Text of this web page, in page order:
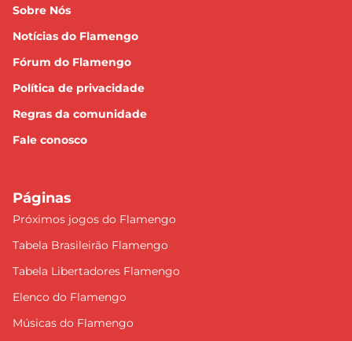
Sobre Nós
Notícias do Flamengo
Fórum do Flamengo
Política de privacidade
Regras da comunidade
Fale conosco
Páginas
Próximos jogos do Flamengo
Tabela Brasileirão Flamengo
Tabela Libertadores Flamengo
Elenco do Flamengo
Músicas do Flamengo